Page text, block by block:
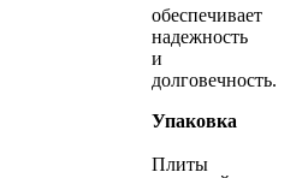
обеспечивает
надежность
и
долговечность.
Упаковка
Плиты